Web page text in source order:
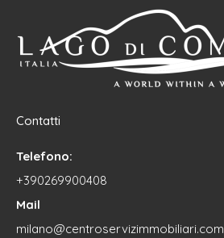
Contatti
Telefono:
+390269900408
Mail
milano@centroservizimmobiliari.com